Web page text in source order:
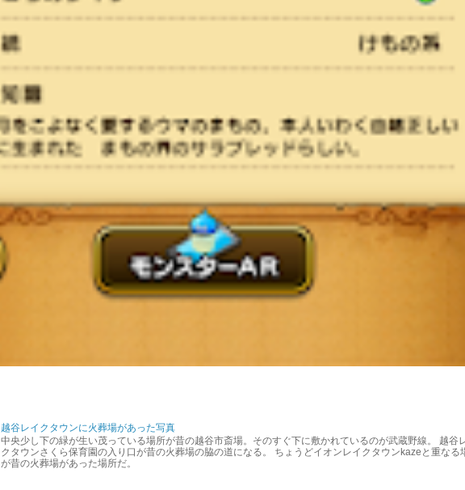
越谷レイクタウンに火葬場があった写真
中央少し下の緑が生い茂っている場所が昔の越谷市斎場。そのすぐ下に敷かれているのが武蔵野線。 越谷
クタウンさくら保育園の入り口が昔の火葬場の脇の道になる。 ちょうどイオンレイクタウンkazeと重なる
が昔の火葬場があった場所だ。